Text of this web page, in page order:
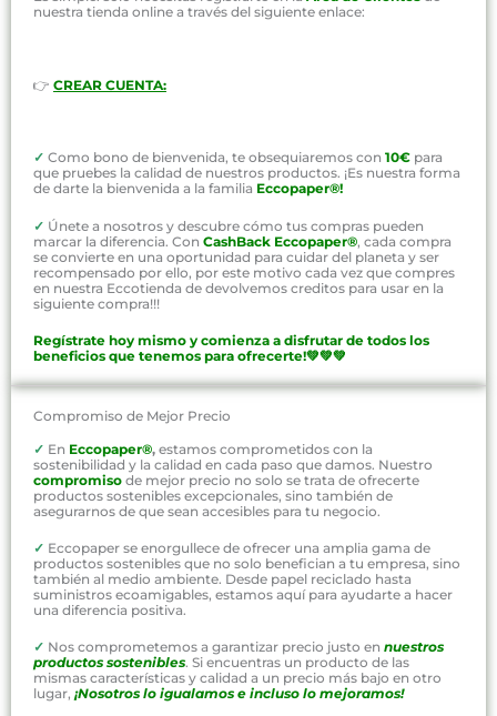
nuestra tienda online a través del siguiente enlace:
👉 CREAR CUENTA:
✓ Como bono de bienvenida, te obsequiaremos con 10€ para
que pruebes la calidad de nuestros productos. ¡Es nuestra forma
de darte la bienvenida a la familia Eccopaper®!
✓ Únete a nosotros y descubre cómo tus compras pueden
marcar la diferencia. Con CashBack Eccopaper®, cada compra
se convierte en una oportunidad para cuidar del planeta y ser
recompensado por ello, por este motivo cada vez que compres
en nuestra Eccotienda de devolvemos creditos para usar en la
siguiente compra!!!
Regístrate hoy mismo y comienza a disfrutar de todos los
beneficios que tenemos para ofrecerte!💚💚💚
Compromiso de Mejor Precio
✓ En Eccopaper®, estamos comprometidos con la
sostenibilidad y la calidad en cada paso que damos. Nuestro
compromiso de mejor precio no solo se trata de ofrecerte
productos sostenibles excepcionales, sino también de
asegurarnos de que sean accesibles para tu negocio.
✓ Eccopaper se enorgullece de ofrecer una amplia gama de
productos sostenibles que no solo benefician a tu empresa, sino
también al medio ambiente. Desde papel reciclado hasta
suministros ecoamigables, estamos aquí para ayudarte a hacer
una diferencia positiva.
✓ Nos comprometemos a garantizar precio justo en nuestros
productos sostenibles. Si encuentras un producto de las
mismas características y calidad a un precio más bajo en otro
lugar, ¡Nosotros lo igualamos e incluso lo mejoramos!